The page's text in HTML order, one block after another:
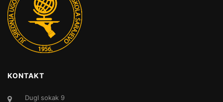
KONTAKT
DugI sokak 9